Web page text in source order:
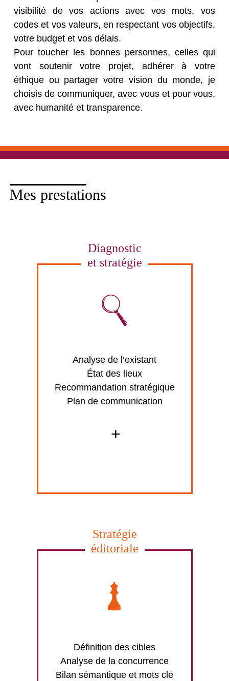
visibilité de vos actions avec vos mots, vos
codes et vos valeurs, en respectant vos objectifs,
votre budget et vos délais.
Pour toucher les bonnes personnes, celles qui
vont soutenir votre projet, adhérer à votre
éthique ou partager votre vision du monde, je
choisis de communiquer, avec vous et pour vous,
avec humanité et transparence.
Mes prestations
Diagnostic
et stratégie
Analyse de l’existant
État des lieux
Recommandation stratégique
Plan de communication
+
Stratégie
éditoriale
Définition des cibles
Analyse de la concurrence
Bilan sémantique et mots clé